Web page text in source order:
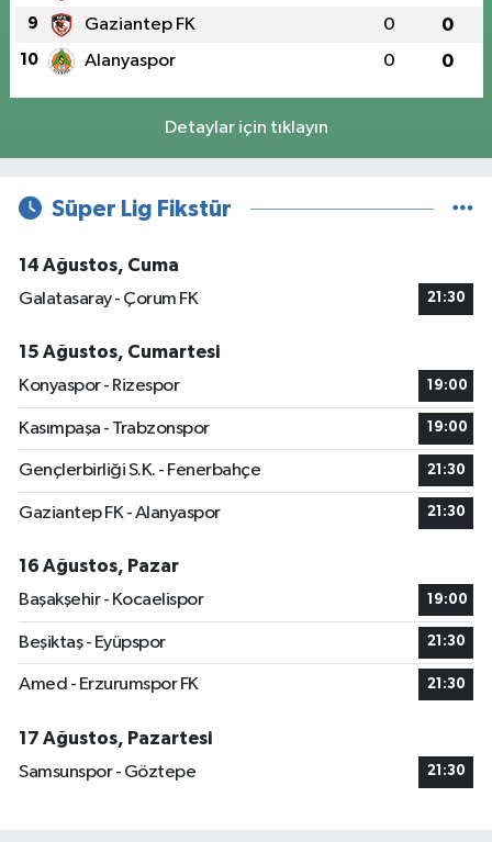
9 Gaziantep FK 0 0
10 Alanyaspor 0 0
Detaylar için tıklayın
Süper Lig Fikstür
14 Ağustos, Cuma
Galatasaray - Çorum FK
21:30
15 Ağustos, Cumartesi
Konyaspor - Rizespor
19:00
Kasımpaşa - Trabzonspor 19:00
Gençlerbirliği S.K. - Fenerbahçe 21:30
Gaziantep FK - Alanyaspor 21:30
16 Ağustos, Pazar
Başakşehir - Kocaelispor
19:00
Beşiktaş - Eyüpspor 21:30
Amed - Erzurumspor FK 21:30
17 Ağustos, Pazartesi
Samsunspor - Göztepe
21:30